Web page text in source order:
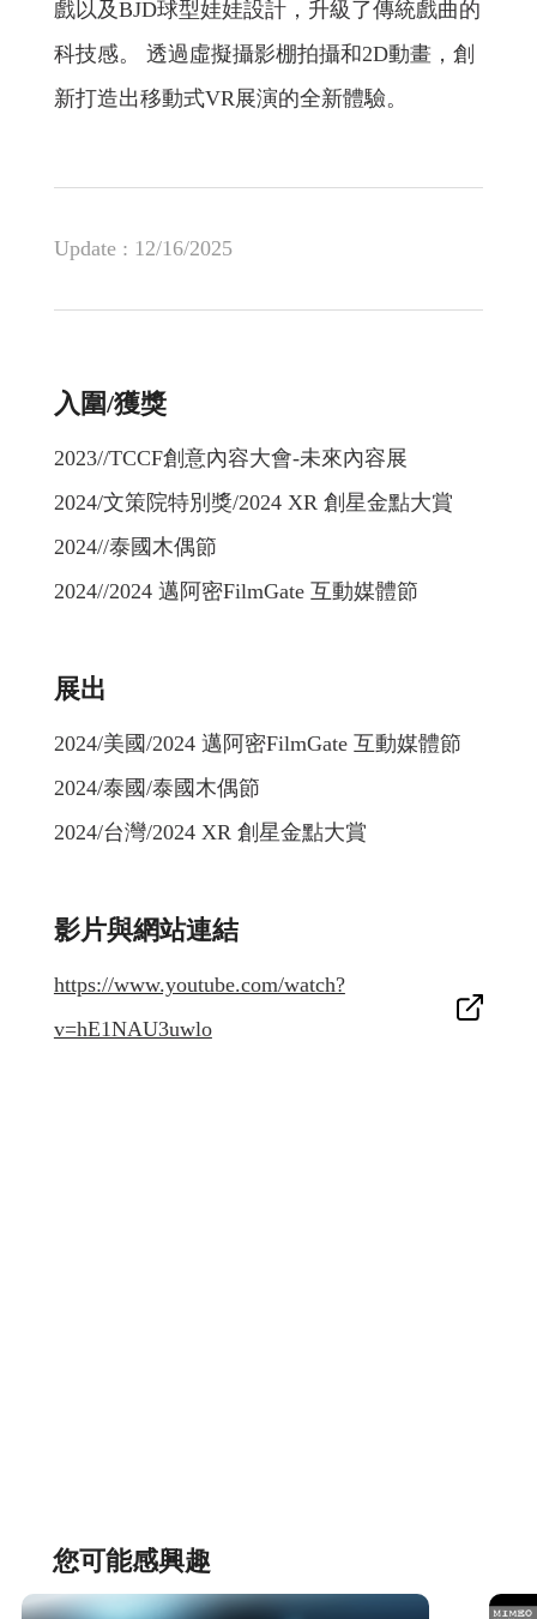
戲以及BJD球型娃娃設計，升級了傳統戲曲的
科技感。 透過虛擬攝影棚拍攝和2D動畫，創
新打造出移動式VR展演的全新體驗。
Update : 12/16/2025
入圍/獲獎
2023//TCCF創意內容大會-未來內容展
2024/文策院特別獎/2024 XR 創星金點大賞
2024//泰國木偶節
2024//2024 邁阿密FilmGate 互動媒體節
展出
2024/美國/2024 邁阿密FilmGate 互動媒體節
2024/泰國/泰國木偶節
2024/台灣/2024 XR 創星金點大賞
影片與網站連結
https://www.youtube.com/watch?
v=hE1NAU3uwlo
您可能感興趣